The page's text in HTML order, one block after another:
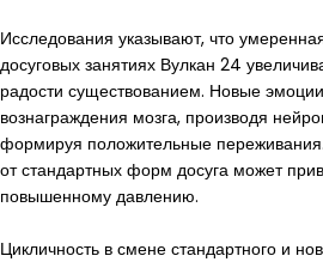
Исследования указывают, что
досуговых занятиях Вулкан 24
радости существованием. Новые
вознаграждения мозга, производя
формируя положительные
от стандартных форм досуга может
повышенному давлению.
Цикличность в смене стандартного и